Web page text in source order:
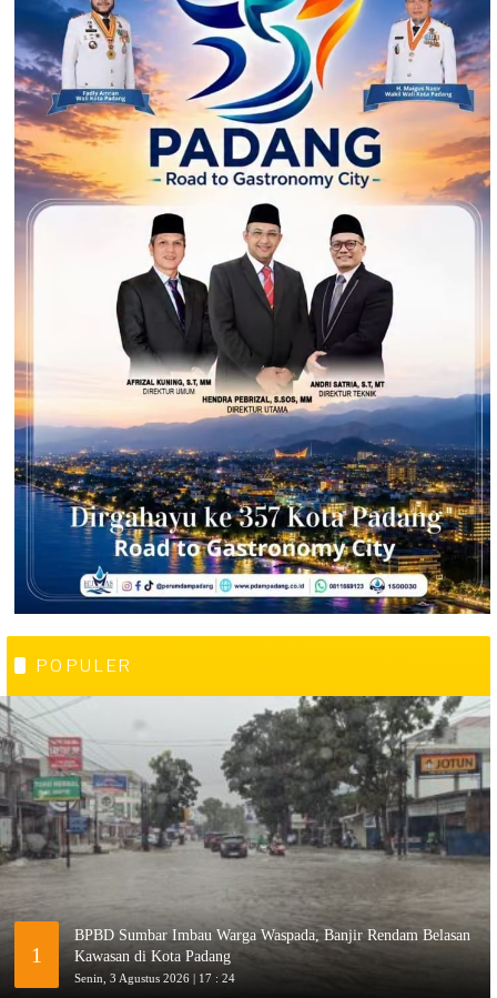
POPULER
1
BPBD Sumbar Imbau Warga Waspada, Banjir Rendam Belasan
Kawasan di Kota Padang
Senin, 3 Agustus 2026 | 17 : 24